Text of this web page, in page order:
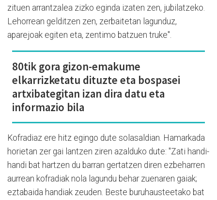
zituen arrantzalea zizko eginda izaten zen, jubilatzeko.
Lehorrean gelditzen zen, zerbaitetan lagunduz,
aparejoak egiten eta, zentimo batzuen truke".
80tik gora gizon-emakume
elkarrizketatu dituzte eta bospasei
artxibategitan izan dira datu eta
informazio bila
Kofradiaz ere hitz egingo dute solasaldian. Hamarkada
horietan zer gai lantzen ziren azalduko dute: "Zati handi-
handi bat hartzen du barran gertatzen diren ezbeharren
aurrean kofradiak nola lagundu behar zuenaren gaiak;
eztabaida handiak zeuden. Beste buruhausteetako bat